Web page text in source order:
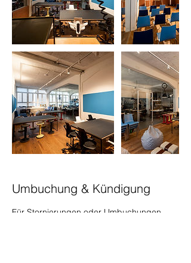
Umbuchung & Kündigung
Für Stornierungen oder Umbuchungen